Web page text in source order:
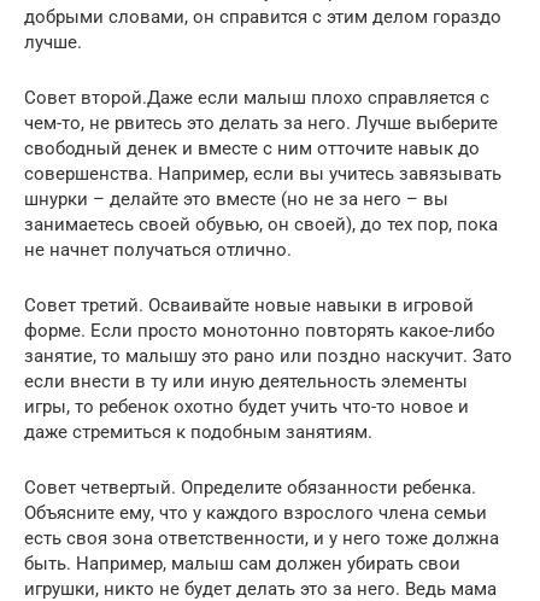
добрыми словами, он справится с этим делом гораздо
лучше.
Совет второй.Даже если малыш плохо справляется с
чем-то, не рвитесь это делать за него. Лучше выберите
свободный денек и вместе с ним отточите навык до
совершенства. Например, если вы учитесь завязывать
шнурки – делайте это вместе (но не за него – вы
занимаетесь своей обувью, он своей), до тех пор, пока
не начнет получаться отлично.
Совет третий. Осваивайте новые навыки в игровой
форме. Если просто монотонно повторять какое-либо
занятие, то малышу это рано или поздно наскучит. Зато
если внести в ту или иную деятельность элементы
игры, то ребенок охотно будет учить что-то новое и
даже стремиться к подобным занятиям.
Совет четвертый. Определите обязанности ребенка.
Объясните ему, что у каждого взрослого члена семьи
есть своя зона ответственности, и у него тоже должна
быть. Например, малыш сам должен убирать свои
игрушки, никто не будет делать это за него. Ведь мама